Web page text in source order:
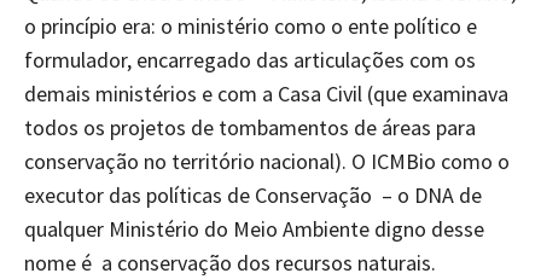
o princípio era: o ministério como o ente político e
formulador, encarregado das articulações com os
demais ministérios e com a Casa Civil (que examinava
todos os projetos de tombamentos de áreas para
conservação no território nacional). O ICMBio como o
executor das políticas de Conservação – o DNA de
qualquer Ministério do Meio Ambiente digno desse
nome é a conservação dos recursos naturais.